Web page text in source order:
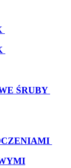
ŚRUBY